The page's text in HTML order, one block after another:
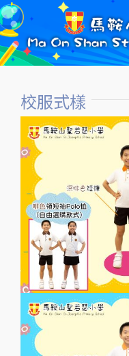
Skip
to
content
校服式樣